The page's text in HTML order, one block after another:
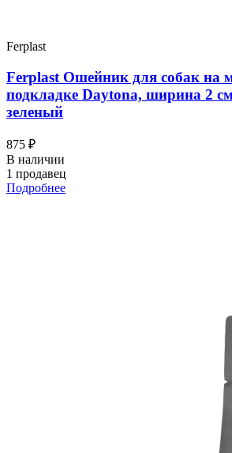
Ferplast
Ferplast Ошейник для собак на
подкладке Daytona, ширина 2
зеленый
875 ₽
В наличии
1 продавец
Подробнее